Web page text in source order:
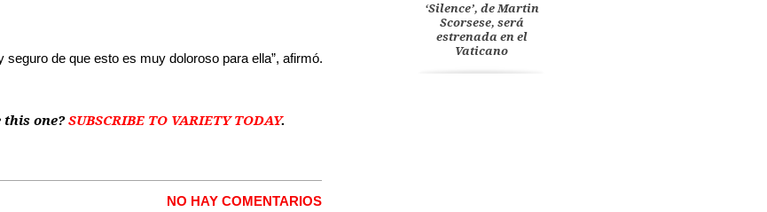
de que esto es muy doloroso para ella”, afirmó.
one?SUBSCRIBE TO VARIETY TODAY.
‘Silence’, de Martin
Scorsese, será
estrenada en el
Vaticano
NO HAY COMENTARIOS